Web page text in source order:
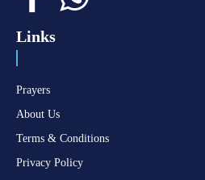
Links
Prayers
About Us
Terms & Conditions
Privacy Policy